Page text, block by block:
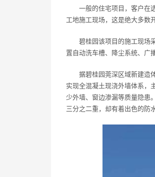
一般的住宅项目，客户在
工地施工现场，这是绝大多数
碧桂园该项目的施工现场
置自动洗车槽、降尘系统、广
据碧桂园莞深区域新建造
实现全混凝土现浇外墙体系，
少外墙、窗边渗漏等质量隐患
三分之二重，却有着出色的防